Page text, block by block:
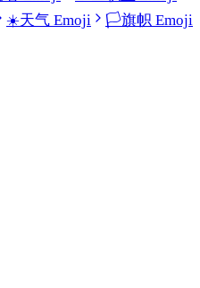
☀️天气 Emoji 🏳️旗帜 Emoji